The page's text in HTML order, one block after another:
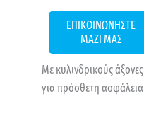
ΕΠΙΚΟΙΝΩΝΗΣΤΕ
ΜΑΖΙ ΜΑΣ
Με κυλινδρικούς άξονες
για πρόσθετη ασφάλεια